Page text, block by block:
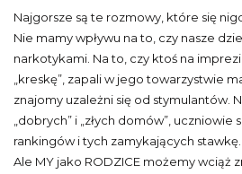
Najgorsze są te rozmowy, które się
Nie mamy wpływu na to, czy nasze
narkotykami. Na to, czy ktoś na
„kreskę”, zapali w jego towarzystwie
znajomy uzależni się od stymulantów.
„dobrych” i „złych domów”, uczniowie
rankingów i tych zamykających stawkę.
Ale MY jako RODZICE możemy wciąż